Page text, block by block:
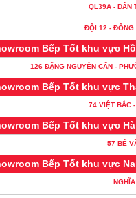
QL39A - DÂN
ĐỘI 12 - ĐÔNG
Bếp Tốt khu vực
126 ĐẶNG NGUYÊN CẨN -
Bếp Tốt khu vực
74 VIỆT BẮC
Bếp Tốt khu vực
57 BẾ
Bếp Tốt khu vực